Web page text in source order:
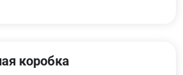
коробка